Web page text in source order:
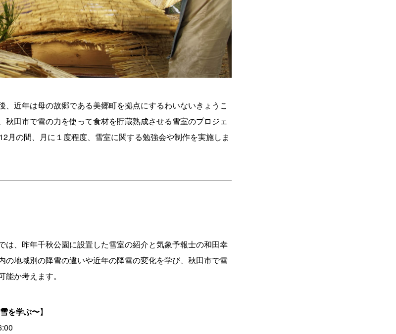
、近年は母の故郷である美郷町を拠点にするわいないきょうこ
秋田市で雪の力を使って食材を貯蔵熟成させる雪室のプロジェ
月の間、月に１度程度、雪室に関する勉強会や制作を実施しま
は、昨年千秋公園に設置した雪室の紹介と気象予報士の和田幸
の地域別の降雪の違いや近年の降雪の変化を学び、秋田市で雪
か考えます。
を学ぶ〜】